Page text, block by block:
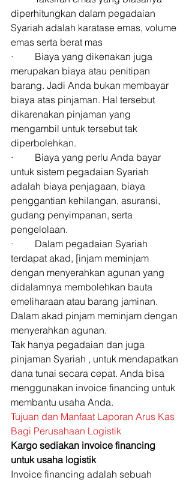
diperhitungkan dalam pegadaian
Syariah adalah karatase emas, volume
emas serta berat mas
·         Biaya yang dikenakan juga
merupakan biaya atau penitipan
barang. Jadi Anda bukan membayar
biaya atas pinjaman. Hal tersebut
dikarenakan pinjaman yang
mengambil untuk tersebut tak
diperbolehkan.
·         Biaya yang perlu Anda bayar
untuk sistem pegadaian Syariah
adalah biaya penjagaan, biaya
penggantian kehilangan, asuransi,
gudang penyimpanan, serta
pengelolaan.
·         Dalam pegadaian Syariah
terdapat akad, [injam meminjam
dengan menyerahkan agunan yang
didalamnya membolehkan bauta
emeliharaan atau barang jaminan.
Dalam akad pinjam meminjam dengan
menyerahkan agunan.
Tak hanya pegadaian dan juga
pinjaman Syariah , untuk mendapatkan
dana tunai secara cepat. Anda bisa
menggunakan invoice financing untuk
membantu usaha Anda.
Tujuan dan Manfaat Laporan Arus Kas
Bagi Perusahaan Logistik
Kargo sediakan invoice financing
untuk usaha logistik
Invoice financing adalah sebuah